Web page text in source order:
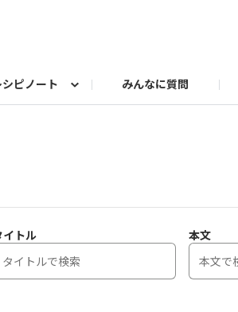
シピノート みんなに質問
イトル 本文